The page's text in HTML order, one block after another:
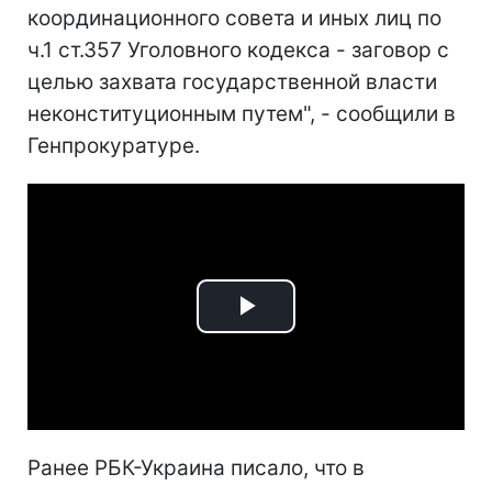
координационного совета и иных лиц по
ч.1 ст.357 Уголовного кодекса - заговор с
целью захвата государственной власти
неконституционным путем", - сообщили в
Генпрокуратуре.
Play
Ранее РБК-Украина писало, что в